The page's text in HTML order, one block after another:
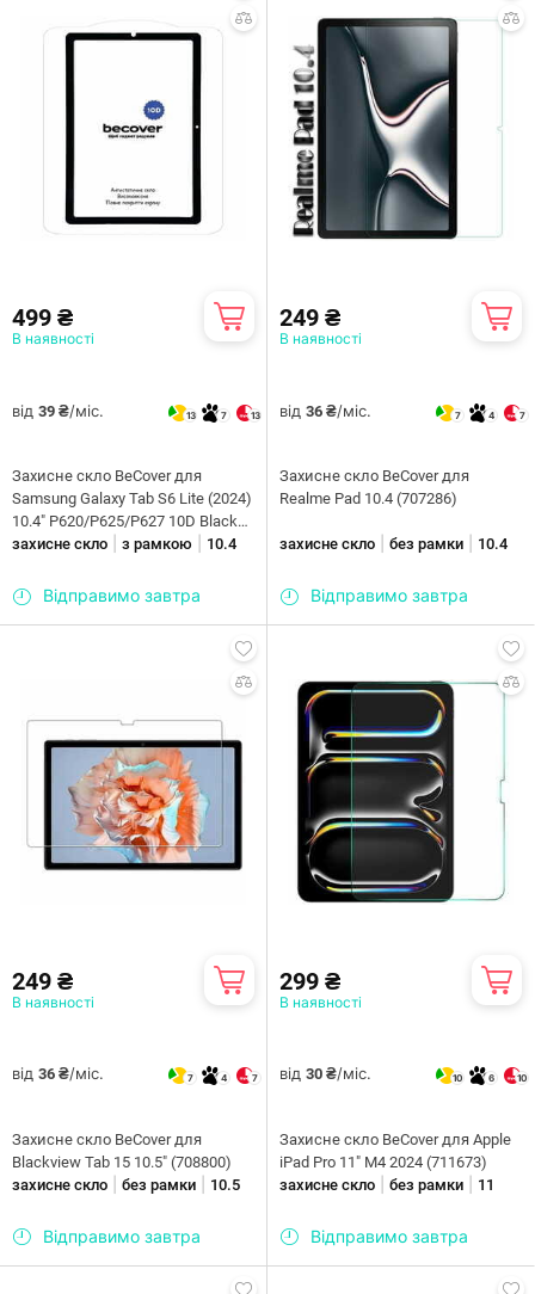
499 ₴
В наявності
від 39 ₴/міс. 13 7 13
Захисне скло BeCover для
Samsung Galaxy Tab S6 Lite (2024)
10.4" P620/P625/P627 10D Black
(710802)
захисне скло з рамкою 10.4
Відправимо завтра
249 ₴
В наявності
від 36 ₴/міс. 7 4 7
Захисне скло BeCover для
Realme Pad 10.4 (707286)
захисне скло без рамки 10.4
Відправимо завтра
249 ₴
В наявності
від 36 ₴/міс. 7 4 7
Захисне скло BeCover для
Blackview Tab 15 10.5" (708800)
захисне скло
без рамки 10.5
Відправимо завтра
299 ₴
В наявності
від 30 ₴/міс. 10 6 10
Захисне скло BeCover для Apple
iPad Pro 11" M4 2024 (711673)
захисне скло
без рамки 11
Відправимо завтра